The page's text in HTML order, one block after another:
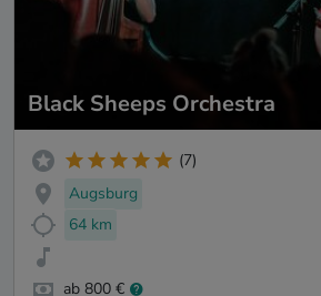
Black Sheeps Orchestra
(7)
Augsburg
64 km
ab 800 €